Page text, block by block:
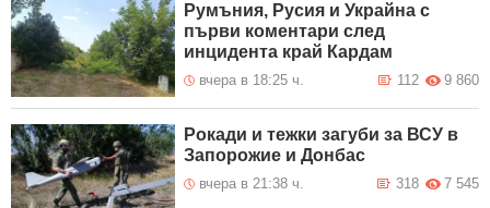
Румъния, Русия и Украйна с
първи коментари след
инцидента край Кардам
вчера в 18:25 ч. 9 860
112
Рокади и тежки загуби за ВСУ в
Запорожие и Донбас
вчера в 21:38 ч. 7 545
318